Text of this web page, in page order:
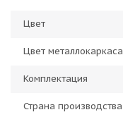
Цвет
Цвет металлокаркаса
Комплектация
Страна производства